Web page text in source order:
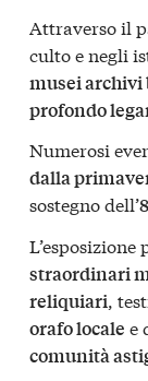
Attraverso il
culto e negli
musei archivi
profondo
Numerosi
dalla
sostegno dell’
straordinari
reliquiari,
orafo locale e
comunità